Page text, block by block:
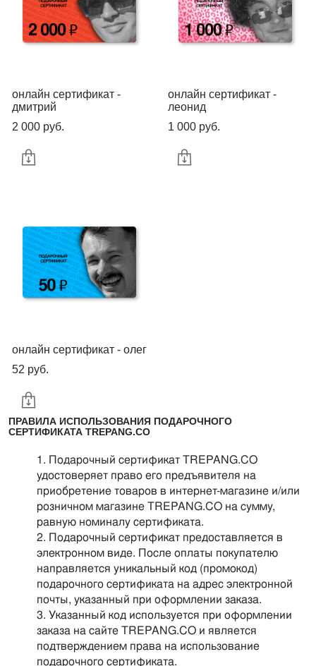
онлайн сертификат -
дмитрий
2 000 pуб.
онлайн сертификат -
леонид
1 000 pуб.
онлайн сертификат - олег
52 pуб.
ПРАВИЛА ИСПОЛЬЗОВАНИЯ ПОДАРОЧНОГО
СЕРТИФИКАТА TREPANG.CO
Подарочный сертификат TREPANG.CO
удостоверяет право его предъявителя на
приобретение товаров в интернет-магазине и/или
розничном магазине TREPANG.CO на сумму,
равную номиналу сертификата.
Подарочный сертификат предоставляется в
электронном виде. После оплаты покупателю
направляется уникальный код (промокод)
подарочного сертификата на адрес электронной
почты, указанный при оформлении заказа.
Указанный код используется при оформлении
заказа на сайте TREPANG.CO и является
подтверждением права на использование
подарочного сертификата.